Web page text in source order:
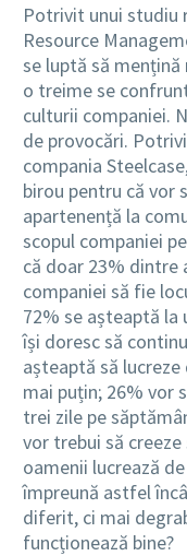
Potrivit unui studiu
Resource
se luptă să
o treime se
culturii companiei.
de provocări.
compania
birou pentru că vor
apartenență la
scopul companiei
că doar 23% dintre
companiei să fie
72% se așteaptă la
își doresc să
așteaptă să lucreze
mai puțin; 26% vor
trei zile pe
vor trebui să
oamenii lucrează
împreună astfel
diferit, ci mai
funcționează bine?